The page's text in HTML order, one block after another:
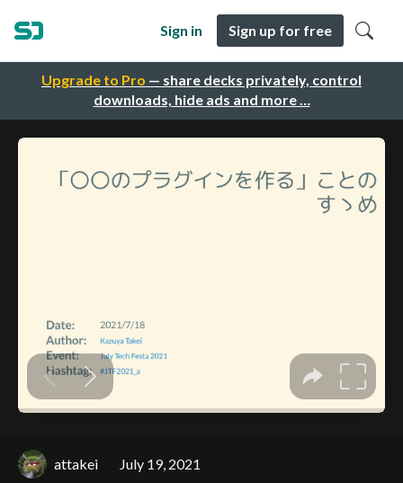
Upgrade to Pro — share decks privately, control
downloads, hide ads and more …
Sign in Sign up for free
attakei July 19, 2021